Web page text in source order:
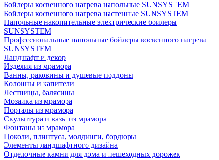
Бойлеры косвенного нагрева напольные SUNSYSTEM
Бойлеры косвенного нагрева настенные SUNSYSTEM
Напольные накопительные электрические бойлеры
SUNSYSTEM
Профессиональные напольные бойлеры косвенного нагрева
SUNSYSTEM
Ландшафт и декор
Изделия из мрамора
Ванны, раковины и душевые поддоны
Колонны и капители
Лестницы, балясины
Мозаика из мрамора
Порталы из мрамора
Скульптура и вазы из мрамора
Фонтаны из мрамора
Цоколи, плинтуса, молдинги, бордюры
Элементы ландшафтного дизайна
Отделочные камни для дома и пешеходных дорожек